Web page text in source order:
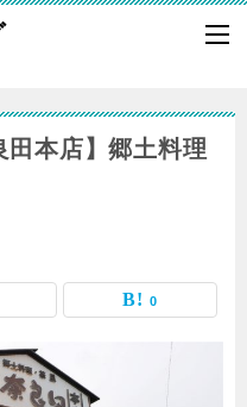
田本店】郷土料理
0